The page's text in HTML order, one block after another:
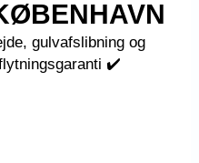
gulvafslibning og
✔️